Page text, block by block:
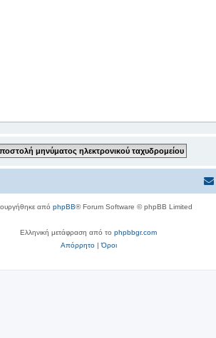
από phpBB® Forum Software © phpBB Limited
Ελληνική μετάφραση από το phpbbgr.com
Απόρρητο|Όροι